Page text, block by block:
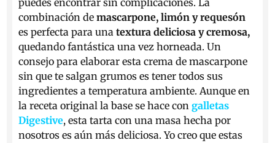
puedes encontrar sin complicaciones. La
combinación demascarpone, limón y requesón
es perfecta para unatextura deliciosa y cremosa,
quedando fantástica una vez horneada. Un
consejo para elaborar esta crema de mascarpone
sin que te salgan grumos es tener todos sus
ingredientes a temperatura ambiente. Aunque en
la receta original la base se hace congalletas
Digestive, esta tarta con una masa hecha por
nosotros es aún más deliciosa. Yo creo que estas